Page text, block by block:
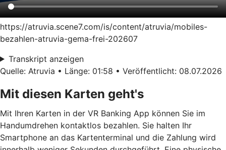
https://atruvia.scene7.com/is/content/atruvia/mobiles-
bezahlen-atruvia-gema-frei-202607
Transkript anzeigen
Quelle: Atruvia • Länge: 01:58 • Veröffentlicht: 08.07.2026
Mit diesen Karten geht's
Mit Ihren Karten in der VR Banking App können Sie im
Handumdrehen kontaktlos bezahlen. Sie halten Ihr
Smartphone an das Kartenterminal und die Zahlung wird